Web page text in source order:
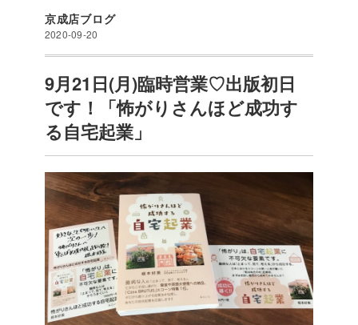
京成店ブログ
2020-09-20
9月21日(月)臨時営業♡出版初日
です！「怖がりさんほど成功す
る自宅起業」